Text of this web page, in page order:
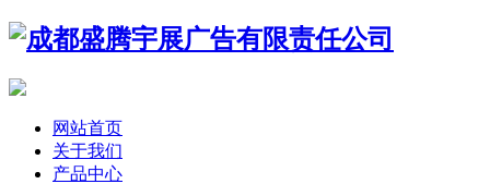
网站首页
关于我们
产品中心